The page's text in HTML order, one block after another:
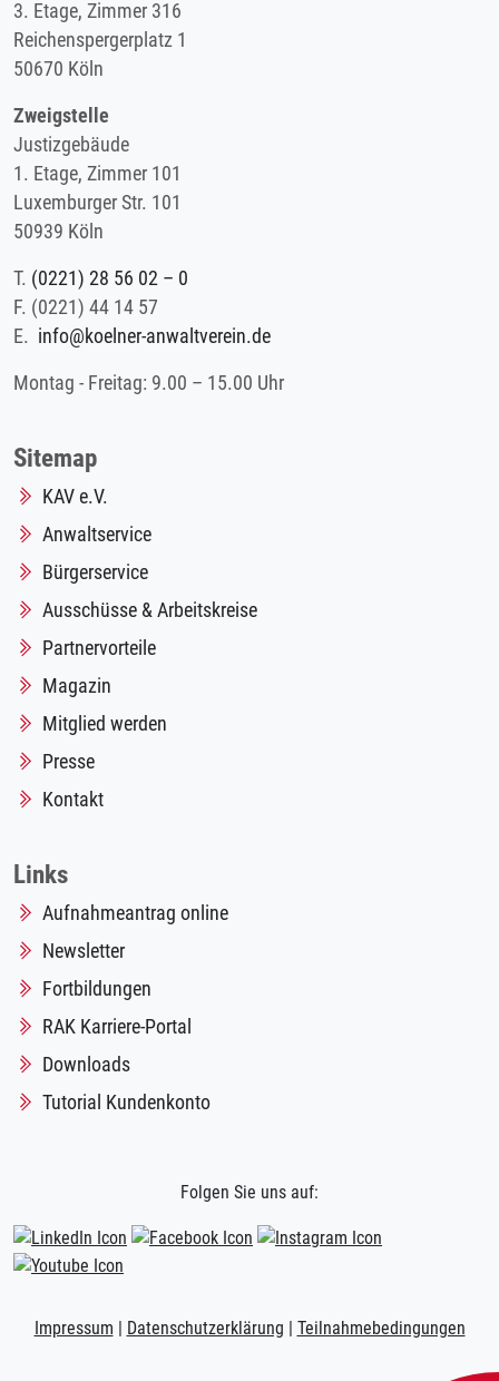
3. Etage, Zimmer 316
Reichenspergerplatz 1
50670 Köln
Zweigstelle
Justizgebäude
1. Etage, Zimmer 101
Luxemburger Str. 101
50939 Köln
T. (0221) 28 56 02 – 0
F. (0221) 44 14 57
E. info@koelner-anwaltverein.de
Montag - Freitag: 9.00 – 15.00 Uhr
Sitemap
KAV e.V.
Anwaltservice
Bürgerservice
Ausschüsse & Arbeitskreise
Partnervorteile
Magazin
Mitglied werden
Presse
Kontakt
Links
Aufnahmeantrag online
Newsletter
Fortbildungen
RAK Karriere-Portal
Downloads
Tutorial Kundenkonto
Folgen Sie uns auf:
Impressum | Datenschutzerklärung | Teilnahmebedingungen